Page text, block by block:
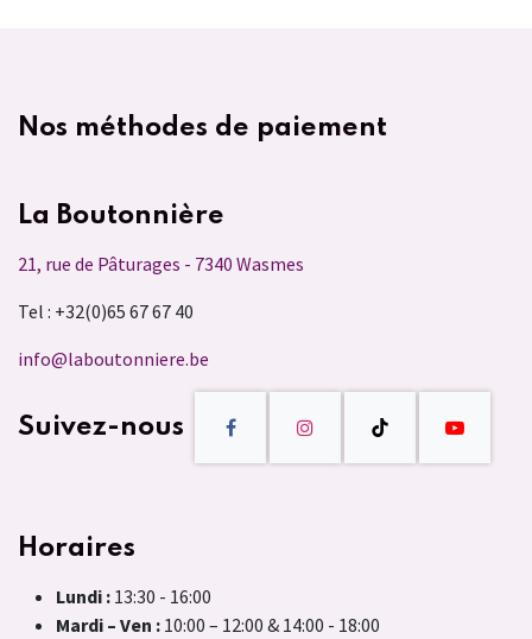
Nos méthodes de paiement
La Boutonnière
21, rue de Pâturages - 7340 Wasmes
Tel : +32(0)65 67 67 40
info@laboutonniere.be
Suivez-nous
Horaires
Lundi : 13:30 - 16:00
Mardi – Ven : 10:00 – 12:00 & 14:00 - 18:00